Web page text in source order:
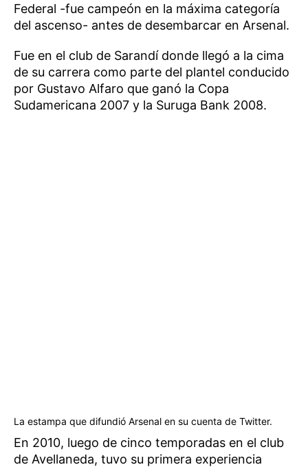
Federal -fue campeón en la máxima categoría
del ascenso- antes de desembarcar en Arsenal.
Fue en el club de Sarandí donde llegó a la cima
de su carrera como parte del plantel conducido
por Gustavo Alfaro que ganó la Copa
Sudamericana 2007 y la Suruga Bank 2008.
La estampa que difundió Arsenal en su cuenta de Twitter.
En 2010, luego de cinco temporadas en el club
de Avellaneda, tuvo su primera experiencia